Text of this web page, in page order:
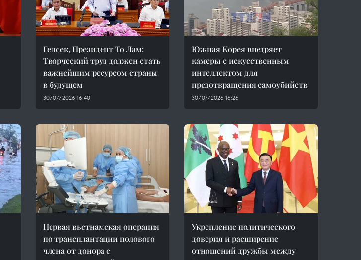
Генсек, Президент То Лам:
Творческий труд должен стать
важнейшим ресурсом страны
в будущем
30/07/2026 16:40
Южная Корея внедряет
камеры с искусственным
интеллектом для
предотвращения самоубийств
30/07/2026 16:26
Первая вьетнамская операция
по трансплантации полового
члена от донора с
Укрепление политического
доверия и расширение
отношений дружбы между